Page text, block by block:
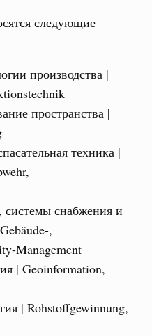
следующие
производства |
пространства |
техника |
системы снабжения и
,
Management
| Geoinformation,
| Rohstoffgewinnung,